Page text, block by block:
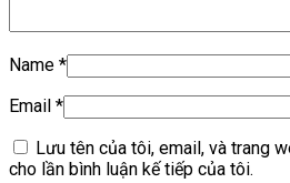
Name *
Email *
Lưu tên của tôi, email, và trang
cho lần bình luận kế tiếp của tôi.